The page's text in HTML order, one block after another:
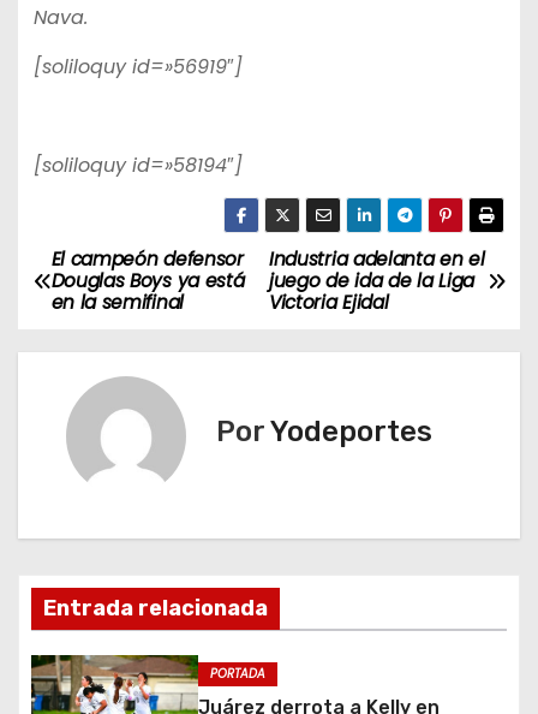
Nava.
[soliloquy id=»56919″]
[soliloquy id=»58194″]
N
a
c
i
ó
Industria adelanta en el
juego de ida de la Liga
Victoria Ejidal
El campeón defensor
Douglas Boys ya está
en la semifinal
PorYodeportes
Entrada relacionada
PORTADA
Juárez derrota a Kelly en